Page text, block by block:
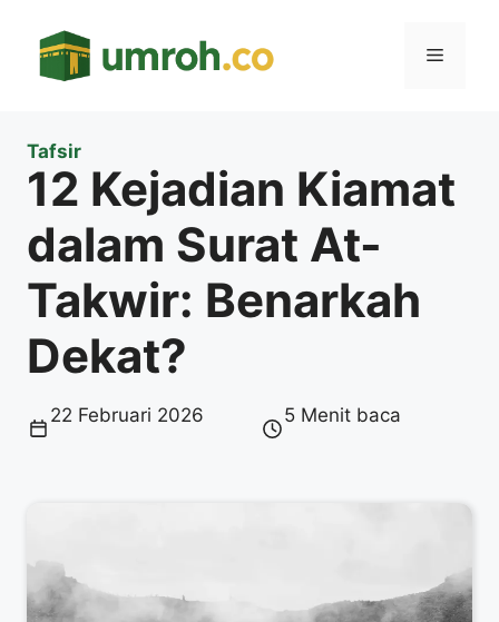
Menu
Tafsir
12 Kejadian Kiamat
dalam Surat At-
Takwir: Benarkah
Dekat?
22 Februari 2026 5 Menit baca